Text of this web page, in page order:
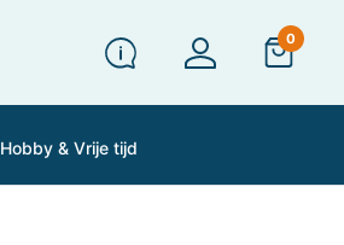
0
Hobby & Vrije tijd